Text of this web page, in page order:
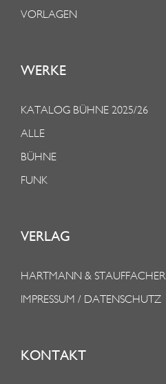
VORLAGEN
WERKE
KATALOG BÜHNE 2025/26
ALLE
BÜHNE
FUNK
VERLAG
HARTMANN & STAUFFACHER
IMPRESSUM / DATENSCHUTZ
KONTAKT